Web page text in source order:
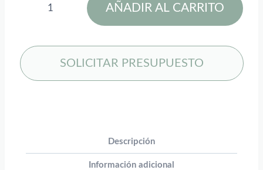
de
madera
SCX.design
logo
AÑADIR AL CARRITO
SOLICITAR PRESUPUESTO
Descripción
Información adicional